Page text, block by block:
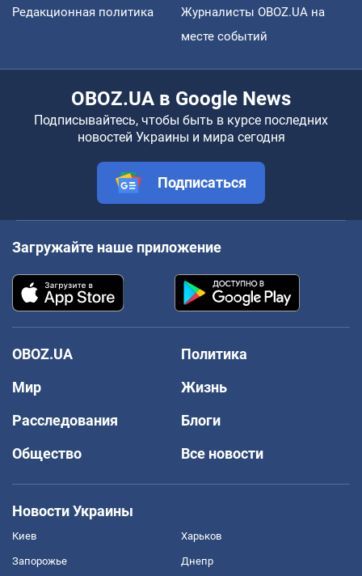
Редакционная политика
Журналисты OBOZ.UA на
месте событий
OBOZ.UA в Google News
Подписывайтесь, чтобы быть в курсе последних
новостей Украины и мира сегодня
Подписаться
Загружайте наше приложение
OBOZ.UA
Политика
Мир
Жизнь
Расследования
Блоги
Общество
Все новости
Новости Украины
Киев Харьков
Запорожье Днепр